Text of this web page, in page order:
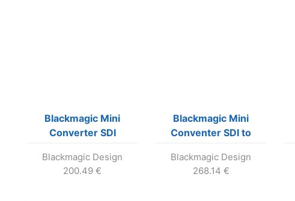
Blackmagic Mini
Converter SDI
Blackmagic Design
200.49 €
Blackmagic Mini
Conventer SDI to
Blackmagic Design
268.14 €